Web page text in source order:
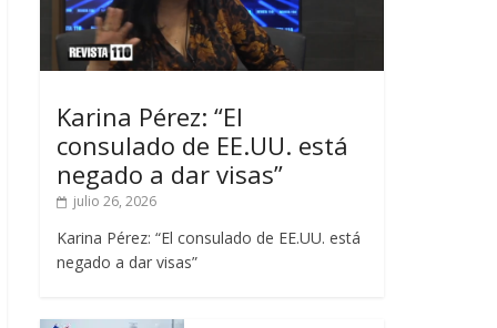
Karina Pérez: “El
consulado de EE.UU. está
negado a dar visas”
julio 26, 2026
Karina Pérez: “El consulado de EE.UU. está
negado a dar visas”